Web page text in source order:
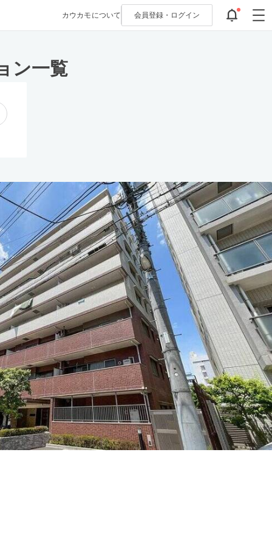
カウカモについて 会員登録・ ログイン
ン一覧